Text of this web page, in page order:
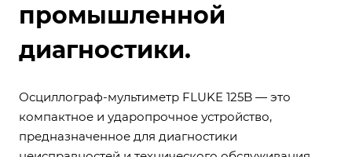
промышленной
диагностики.
Осциллограф-мультиметр FLUKE 125B — это
компактное и ударопрочное устройство,
предназначенное для диагностики